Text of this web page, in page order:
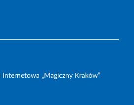
Internetowa „Magiczny Kraków”